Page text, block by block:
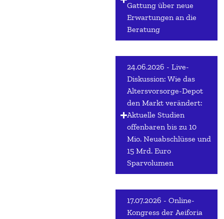
Gattung über neue
Erwartungen an die
Beratung
24.06.2026 - Live-
Diskussion: Wie das
Altersvorsorge-Depot
den Markt verändert:
Aktuelle Studien
offenbaren bis zu 10
Mio. Neuabschlüsse und
15 Mrd. Euro
Sparvolumen
17.07.2026 - Online-
Kongress der Aeiforia